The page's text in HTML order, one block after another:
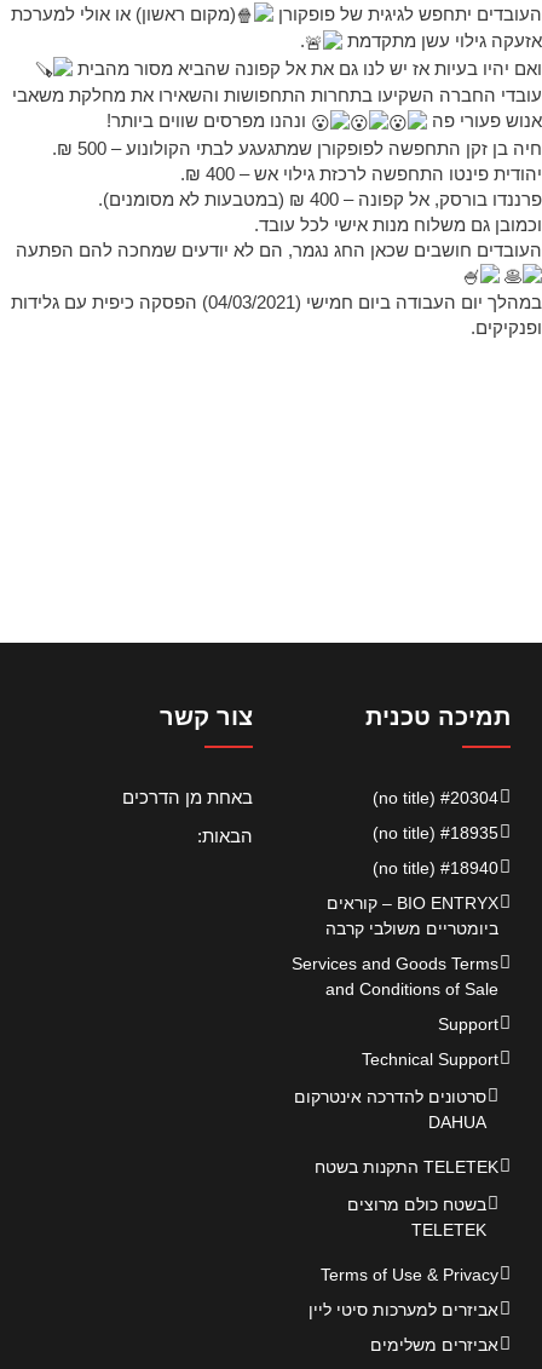
העובדים יתחפש לגיגית של פופקורן
(מקום ראשון) או אולי למערכת
אזעקה גילוי עשן מתקדמת
.
ואם יהיו בעיות אז יש לנו גם את אל קפונה שהביא מסור מהבית
עובדי החברה השקיעו בתחרות התחפושות והשאירו את מחלקת משאבי
אנוש פעורי פה
ונהנו מפרסים שווים ביותר!
חיה בן זקן התחפשה לפופקורן שמתגעגע לבתי הקולונוע – 500 ₪.
יהודית פינטו התחפשה לרכזת גילוי אש – 400 ₪.
פרננדו בורסק, אל קפונה – 400 ₪ (במטבעות לא מסומנים).
וכמובן גם משלוח מנות אישי לכל עובד.
העובדים חושבים שכאן החג נגמר, הם לא יודעים שמחכה להם הפתעה
במהלך יום העבודה ביום חמישי (04/03/2021) הפסקה כיפית עם גלידות
ופנקיקים.
צור קשר
באחת מן הדרכים
הבאות:
תמיכה טכנית
#20304 (no title)
#18935 (no title)
#18940 (no title)
BIO ENTRYX – קוראים
ביומטריים משולבי קרבה
Services and Goods Terms
and Conditions of Sale
Support
Technical Support
סרטונים להדרכה אינטרקום
DAHUA
TELETEK התקנות בשטח
בשטח כולם מרוצים
TELETEK
Terms of Use & Privacy
אביזרים למערכות סיטי ליין
אביזרים משלימים